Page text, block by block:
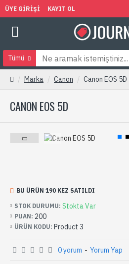
ÜYE GIRIŞI KAYIT OL
Tümü
Marka Canon Canon EOS 5D
CANON EOS 5D
STOK DURUMU: Stokta Var
PUAN: 200
ÜRÜN KODU: Product 3
BU ÜRÜN 190 KEZ SATILDI
0 yorum - Yorum Yap